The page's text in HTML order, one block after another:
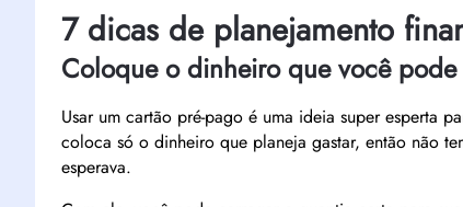
7 dicas de planejamento
Coloque o dinheiro que você
Usar um cartão pré-pago é uma ideia super esperta
coloca só o dinheiro que planeja gastar, então não
esperava.